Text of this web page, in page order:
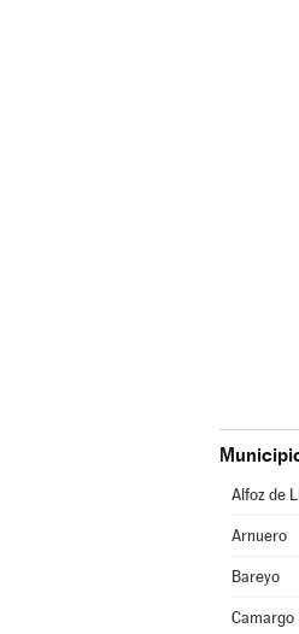
Alfoz de
Arnuero
Bareyo
Camargo